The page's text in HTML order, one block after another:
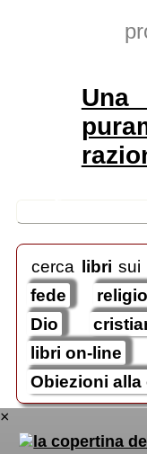
cerca libri sui
fede
Dio
libri on-line
Obiezioni alla
×